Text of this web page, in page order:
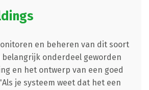
en beheren van dit soort
belangrijk onderdeel geworden
en het ontwerp van een goed
je systeem weet dat het een